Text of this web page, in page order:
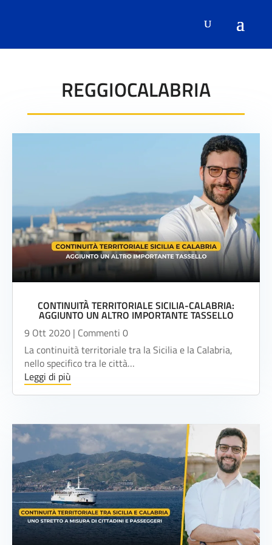
REGGIOCALABRIA
CONTINUITÀ TERRITORIALE SICILIA-CALABRIA:
AGGIUNTO UN ALTRO IMPORTANTE TASSELLO
9 Ott 2020 | Commenti 0
La continuità territoriale tra la Sicilia e la Calabria,
nello specifico tra le città…
Leggi di più